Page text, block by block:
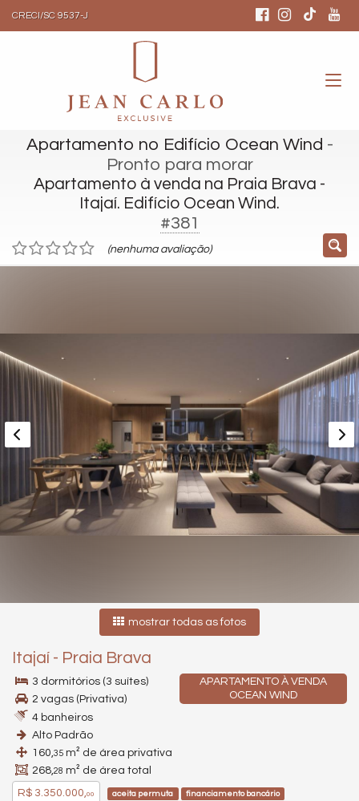
CRECI/SC 9537-J
Apartamento no Edifício Ocean Wind -
Pronto para morar
Apartamento à venda na Praia Brava -
Itajaí. Edifício Ocean Wind.
#381
(nenhuma avaliação)
mostrar todas as fotos
Itajaí - Praia Brava
APARTAMENTO À VENDA
OCEAN WIND
3 dormitórios (3 suítes)
2 vagas (Privativa)
4 banheiros
Alto Padrão
160,35 m² de área privativa
268,28 m² de área total
R$ 3.350.000,00 aceita permuta financiamento bancário